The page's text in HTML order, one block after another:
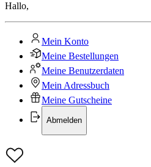
Hallo,
Mein Konto
Meine Bestellungen
Meine Benutzerdaten
Mein Adressbuch
Meine Gutscheine
Abmelden